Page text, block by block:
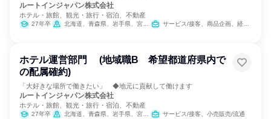
ルートインジャパン株式会社
ホテル・旅館、観光・旅行・宿泊、不動産
27年卒 北海道、青森県、岩手県、宮城県、秋田県、山形県、福島県、茨城県、栃木県、群馬県、埼玉県、千葉県、東京都、神奈川県、新潟県、富山県、石川県、福井県、山梨県、長野県、岐阜県、静岡県、愛知県、三重県、滋賀県、京都府、大阪府、兵庫県、奈良県、和歌山県、鳥取県、島根県、岡山県、広島県、山口県、徳島県、香川県、愛媛県、福岡県、佐賀県、長崎県、熊本県、大分県、宮崎県、鹿児島県、沖縄県 サービス/接客、商品企画、経営/事業企画
ホテル運営部門 (地域職B 希望都道府県内で
の配属確約)
「大好きな場所で働きたい」 ◆地元に貢献して働けます
ルートインジャパン株式会社
ホテル・旅館、観光・旅行・宿泊、不動産
27年卒 北海道、青森県、岩手県、宮城県、秋田県、山形県、福島県、茨城県、栃木県、群馬県、埼玉県、千葉県、東京都、神奈川県、新潟県、富山県、石川県、福井県、山梨県、長野県、岐阜県、静岡県、愛知県、三重県、滋賀県、京都府、大阪府、兵庫県、奈良県、和歌山県、鳥取県、島根県、岡山県、広島県、山口県、徳島県、香川県、愛媛県、福岡県、佐賀県、長崎県、熊本県、大分県、宮崎県、鹿児島県、沖縄県 サービス/接客、小売販売/流通